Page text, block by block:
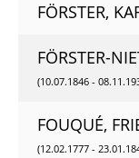
FÖRSTER,
FÖRSTER-
(10.07.1846 -
FOUQUÉ,
(12.02.1777 -